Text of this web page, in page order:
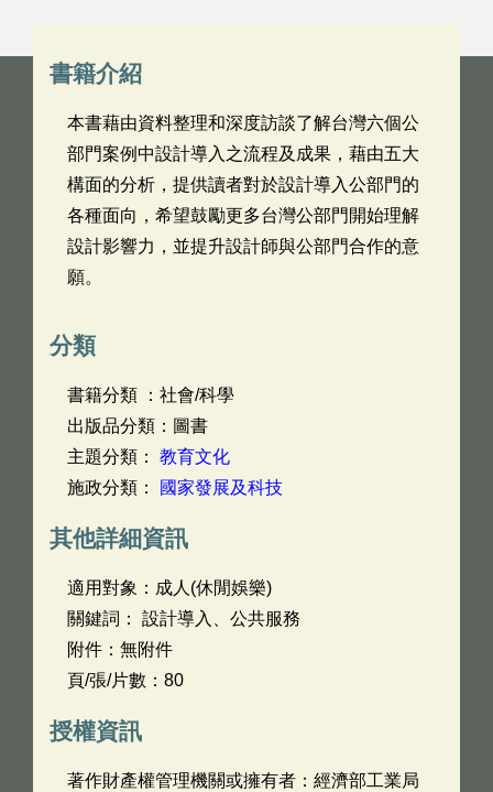
書籍介紹
本書藉由資料整理和深度訪談了解台灣六個公
部門案例中設計導入之流程及成果，藉由五大
構面的分析，提供讀者對於設計導入公部門的
各種面向，希望鼓勵更多台灣公部門開始理解
設計影響力，並提升設計師與公部門合作的意
願。
分類
書籍分類 ：社會/科學
出版品分類：圖書
主題分類： 教育文化
施政分類：
國家發展及科技
其他詳細資訊
適用對象：成人(休閒娛樂)
關鍵詞： 設計導入、公共服務
附件：無附件
頁/張/片數：80
授權資訊
著作財產權管理機關或擁有者：經濟部工業局